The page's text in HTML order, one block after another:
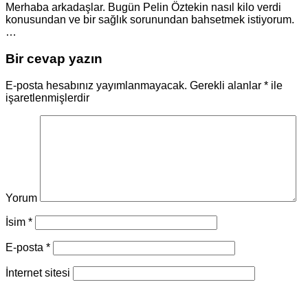
Merhaba arkadaşlar. Bugün Pelin Öztekin nasıl kilo verdi
konusundan ve bir sağlık sorunundan bahsetmek istiyorum.
…
Bir cevap yazın
E-posta hesabınız yayımlanmayacak. Gerekli alanlar * ile
işaretlenmişlerdir
Yorum
İsim *
E-posta *
İnternet sitesi